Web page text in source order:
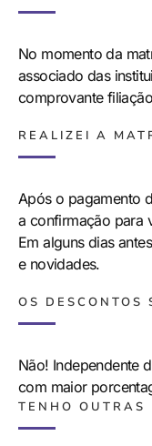
No momento da
associado das
comprovante
REALIZEI A
Após o pagamento
a confirmação para
Em alguns dias
e novidades.
OS DESCONTOS
Não! Independente
com maior
TENHO OUTRAS